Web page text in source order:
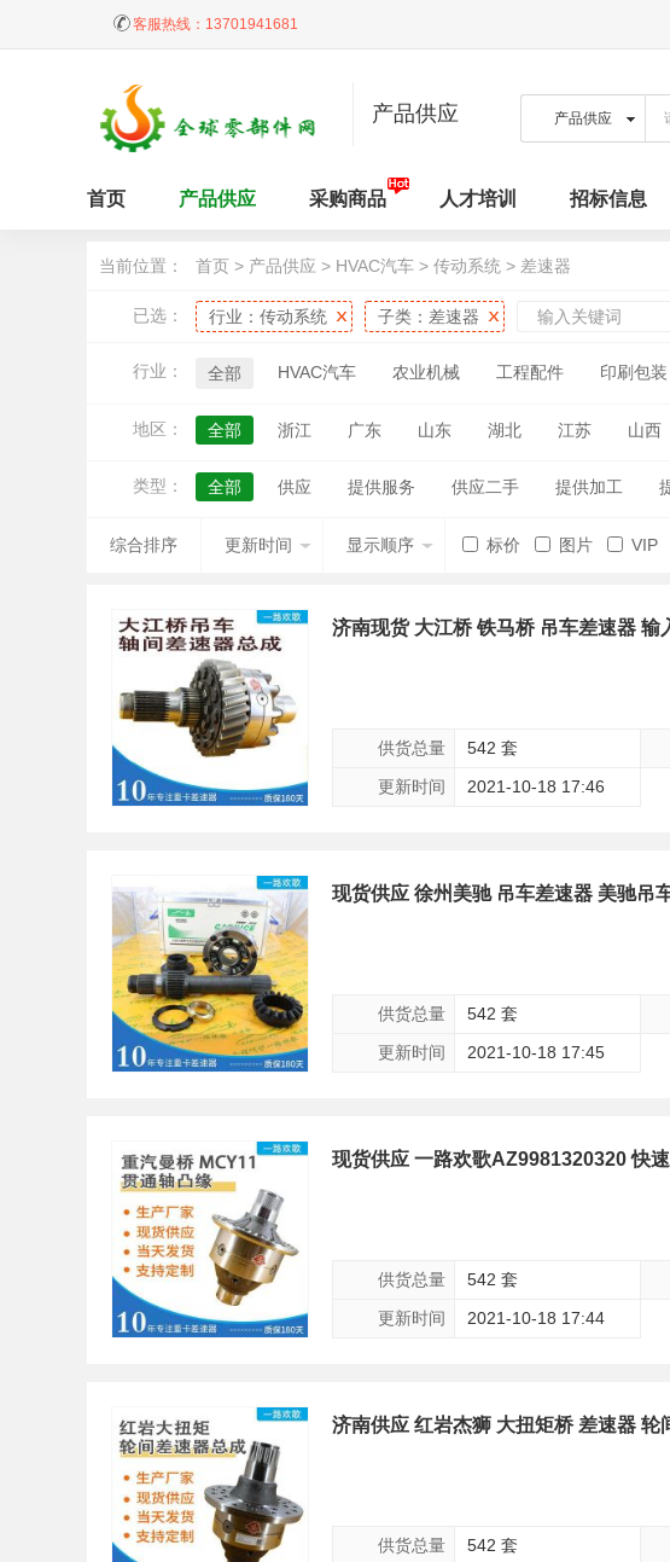
客服热线： 13701941681
产品供应
首页 产品供应 采购商品 人才培训 招标信息
当前位置： 首页 > 产品供应 > HVAC汽车 > 传动系统 > 差速器
已选： 行业： 传动系统 子类： 差速器
行业： 全部 HVAC汽车 农业机械 工程配件 印刷包装
地区： 全部 浙江 广东 山东 湖北 江苏 山西
江西
类型： 全部 供应 提供服务 供应二手 提供加工
综合排序 更新时间 显示顺序 标价 图片 VIP
济南现货 大江桥 铁马桥 吊车差速器 输
供货总量 542 套
更新时间
2021-10-18 17:46
现货供应 徐州美驰 吊车差速器 美驰吊
供货总量 542 套
更新时间
2021-10-18 17:45
现货供应 一路欢歌AZ9981320320 快
供货总量 542 套
更新时间
2021-10-18 17:44
济南供应 红岩杰狮 大扭矩桥 差速器 轮
供货总量 542 套